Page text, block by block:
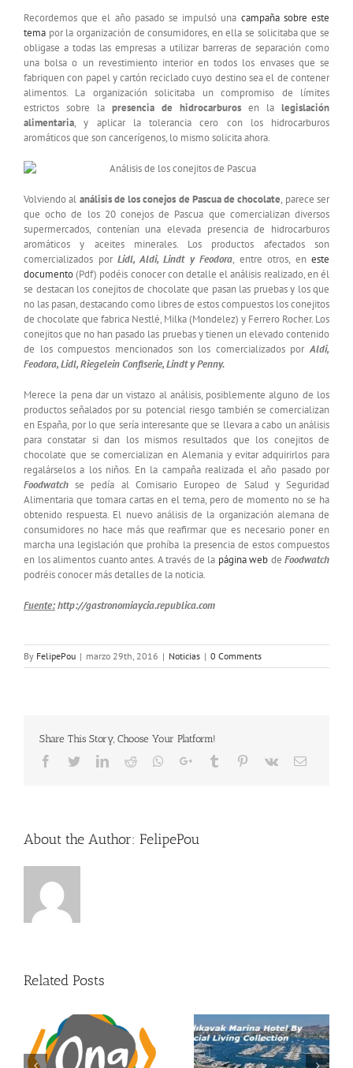
Recordemos que el año pasado se impulsó una campaña sobre este
tema por la organización de consumidores, en ella se solicitaba que se
obligase a todas las empresas a utilizar barreras de separación como
una bolsa o un revestimiento interior en todos los envases que se
fabriquen con papel y cartón reciclado cuyo destino sea el de contener
alimentos. La organización solicitaba un compromiso de límites
estrictos sobre la presencia de hidrocarburos en la legislación
alimentaria, y aplicar la tolerancia cero con los hidrocarburos
aromáticos que son cancerígenos, lo mismo solicita ahora.
Volviendo al análisis de los conejos de Pascua de chocolate, parece ser
que ocho de los 20 conejos de Pascua que comercializan diversos
supermercados, contenían una elevada presencia de hidrocarburos
aromáticos y aceites minerales. Los productos afectados son
comercializados por Lidl, Aldi, Lindt y Feodora, entre otros, en este
documento(Pdf) podéis conocer con detalle el análisis realizado, en él
se destacan los conejitos de chocolate que pasan las pruebas y los que
no las pasan, destacando como libres de estos compuestos los conejitos
de chocolate que fabrica Nestlé, Milka (Mondelez) y Ferrero Rocher. Los
conejitos que no han pasado las pruebas y tienen un elevado contenido
de los compuestos mencionados son los comercializados porAldi,
Feodora, Lidl, Riegelein Confiserie, Lindt y Penny.
Merece la pena dar un vistazo al análisis, posiblemente alguno de los
productos señalados por su potencial riesgo también se comercializan
en España, por lo que sería interesante que se llevara a cabo un análisis
para constatar si dan los mismos resultados que los conejitos de
chocolate que se comercializan en Alemania y evitar adquirirlos para
regalárselos a los niños. En la campaña realizada el año pasado por
Foodwatch se pedía al Comisario Europeo de Salud y Seguridad
Alimentaria que tomara cartas en el tema, pero de momento no se ha
obtenido respuesta. El nuevo análisis de la organización alemana de
consumidores no hace más que reafirmar que es necesario poner en
marcha una legislación que prohíba la presencia de estos compuestos
en los alimentos cuanto antes. A través de la página web de Foodwatch
podréis conocer más detalles de la noticia.
Fuente:http://gastronomiaycia.republica.com
By FelipePou | marzo 29th, 2016 | Noticias | 0 Comments
Share This Story, Choose Your Platform!
Facebook
TwitterLinkedIn
Reddit Whatsapp
Google+Tumblr Pinterest
Vk Email
About the Author: FelipePou
Related Posts
Enhorabuena a CMV